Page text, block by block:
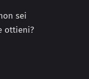
sei
ottieni?